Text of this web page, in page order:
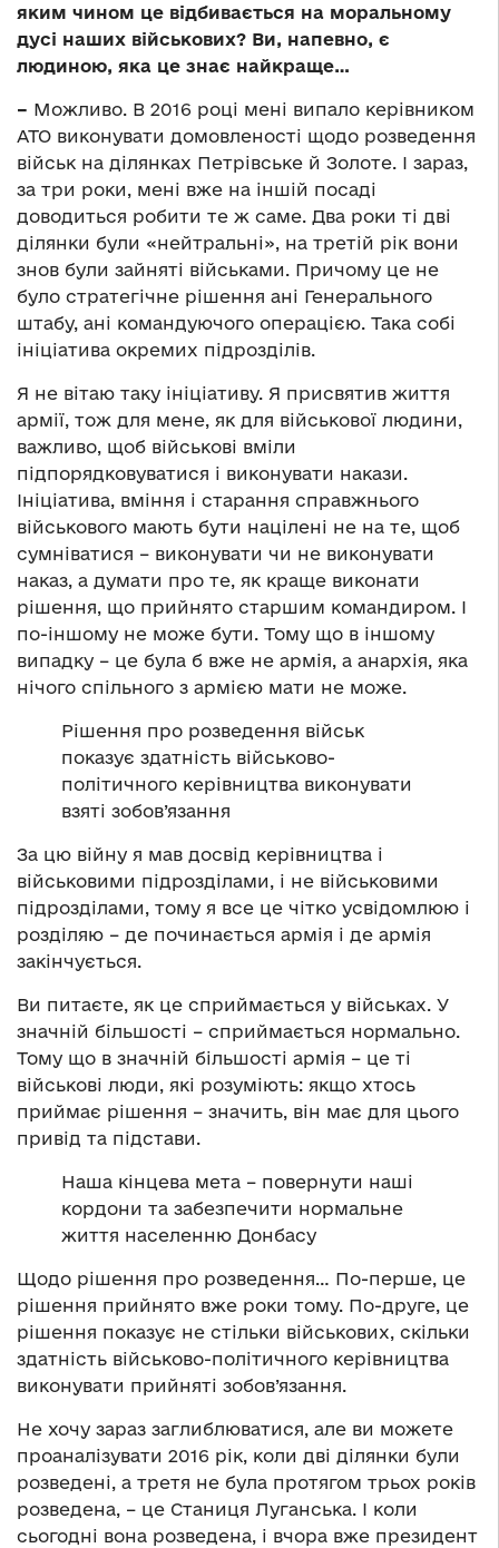
яким чином це відбивається на моральному
дусі наших військових? Ви, напевно, є
людиною, яка це знає найкраще…
– Можливо. В 2016 році мені випало керівником
АТО виконувати домовленості щодо розведення
військ на ділянках Петрівське й Золоте. І зараз,
за три роки, мені вже на іншій посаді
доводиться робити те ж саме. Два роки ті дві
ділянки були «нейтральні», на третій рік вони
знов були зайняті військами. Причому це не
було стратегічне рішення ані Генерального
штабу, ані командуючого операцією. Така собі
ініціатива окремих підрозділів.
Я не вітаю таку ініціативу. Я присвятив життя
армії, тож для мене, як для військової людини,
важливо, щоб військові вміли
підпорядковуватися і виконувати накази.
Ініціатива, вміння і старання справжнього
військового мають бути націлені не на те, щоб
сумніватися – виконувати чи не виконувати
наказ, а думати про те, як краще виконати
рішення, що прийнято старшим командиром. І
по-іншому не може бути. Тому що в іншому
випадку – це була б вже не армія, а анархія, яка
нічого спільного з армією мати не може.
Рішення про розведення військ
показує здатність військово-
політичного керівництва виконувати
взяті зобов’язання
За цю війну я мав досвід керівництва і
військовими підрозділами, і не військовими
підрозділами, тому я все це чітко усвідомлюю і
розділяю – де починається армія і де армія
закінчується.
Ви питаєте, як це сприймається у військах. У
значній більшості – сприймається нормально.
Тому що в значній більшості армія – це ті
військові люди, які розуміють: якщо хтось
приймає рішення – значить, він має для цього
привід та підстави.
Наша кінцева мета – повернути наші
кордони та забезпечити нормальне
життя населенню Донбасу
Щодо рішення про розведення… По-перше, це
рішення прийнято вже роки тому. По-друге, це
рішення показує не стільки військових, скільки
здатність військово-політичного керівництва
виконувати прийняті зобов’язання.
Не хочу зараз заглиблюватися, але ви можете
проаналізувати 2016 рік, коли дві ділянки були
розведені, а третя не була протягом трьох років
розведена, – це Станиця Луганська. І коли
сьогодні вона розведена, і вчора вже президент